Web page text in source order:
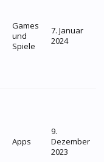
Games
und
Spiele
7. Januar
2024
Apps
9.
Dezember
2023